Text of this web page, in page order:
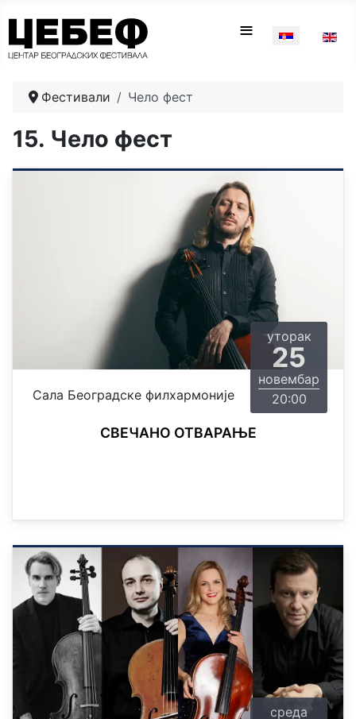
≡
Фестивали Чело фест
15. Чело фест
уторак
25
новембар
20:00
Сала Београдске филхармоније
СВЕЧАНО ОТВАРАЊЕ
среда